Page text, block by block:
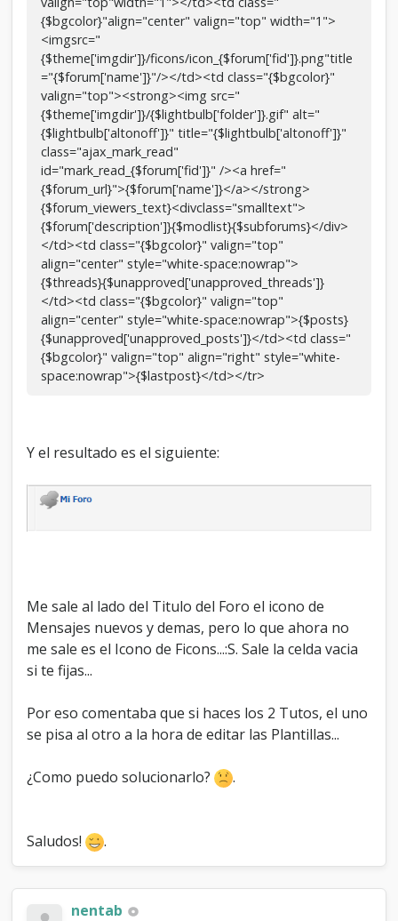
{$bgcolor}"align="center" valign="top" width="1">
<imgsrc="
{$theme['imgdir']}/ficons/icon_{$forum['fid']}.png"title
="{$forum['name']}"/></td><td class="{$bgcolor}"
valign="top"><strong><img src="
{$theme['imgdir']}/{$lightbulb['folder']}.gif" alt="
{$lightbulb['altonoff']}" title="{$lightbulb['altonoff']}"
class="ajax_mark_read"
id="mark_read_{$forum['fid']}" /><a href="
{$forum_url}">{$forum['name']}</a></strong>
{$forum_viewers_text}<divclass="smalltext">
{$forum['description']}{$modlist}{$subforums}</div>
</td><td class="{$bgcolor}" valign="top"
align="center" style="white-space:nowrap">
{$threads}{$unapproved['unapproved_threads']}
</td><td class="{$bgcolor}" valign="top"
align="center" style="white-space:nowrap">{$posts}
{$unapproved['unapproved_posts']}</td><td class="
{$bgcolor}" valign="top" align="right" style="white-
space:nowrap">{$lastpost}</td></tr>
Y el resultado es el siguiente:
Me sale al lado del Titulo del Foro el icono de
Mensajes nuevos y demas, pero lo que ahora no
me sale es el Icono de Ficons...:S. Sale la celda vacia
si te fijas...
Por eso comentaba que si haces los 2 Tutos, el uno
se pisa al otro a la hora de editar las Plantillas...
¿Como puedo solucionarlo? .
Saludos! .
nentab